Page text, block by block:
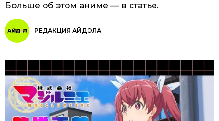
Больше об этом аниме — в статье.
РЕДАКЦИЯ АЙДОЛА